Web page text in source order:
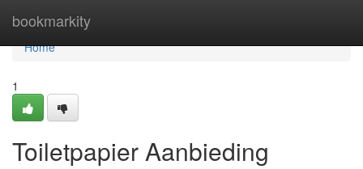
bookmarkity
Home
Home
1
Toiletpapier Aanbieding